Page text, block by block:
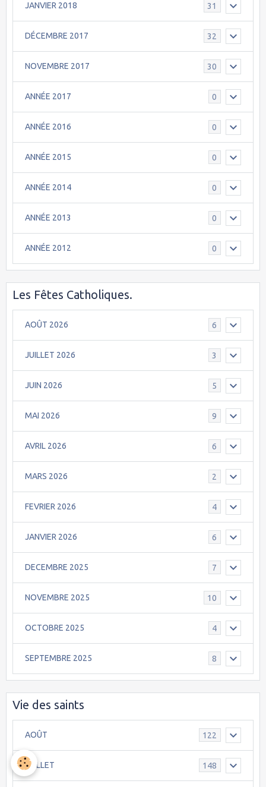
JANVIER 2018 31
DÉCEMBRE 2017 32
NOVEMBRE 2017 30
ANNÉE 2017 0
ANNÉE 2016 0
ANNÉE 2015 0
ANNÉE 2014 0
ANNÉE 2013 0
ANNÉE 2012 0
Les Fêtes Catholiques.
AOÛT 2026 6
JUILLET 2026 3
JUIN 2026 5
MAI 2026 9
AVRIL 2026 6
MARS 2026 2
FEVRIER 2026 4
JANVIER 2026 6
DECEMBRE 2025 7
NOVEMBRE 2025 10
OCTOBRE 2025 4
SEPTEMBRE 2025 8
Vie des saints
AOÛT 122
JUILLET 148